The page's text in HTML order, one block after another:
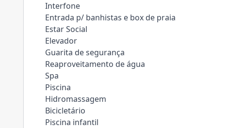
Interfone
Entrada p/ banhistas e box de praia
Estar Social
Elevador
Guarita de segurança
Reaproveitamento de água
Spa
Piscina
Hidromassagem
Bicicletário
Piscina infantil